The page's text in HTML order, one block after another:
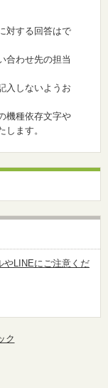
対する回答はで
合わせ先の担当
入しないようお
機種依存文字や
ます。
やLINEにご注意くだ